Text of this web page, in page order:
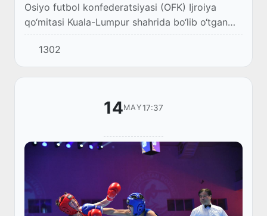
Osiyo futbol konfederatsiyasi (OFK) Ijroiya
qo‘mitasi Kuala-Lumpur shahrida bo‘lib o‘tgan
yig‘ilishda 2027–2029-yillarda turli yosh toifalari
o‘rtasidagi Osiyo kuboklariga mezbonli...
1302
14MAY17:37